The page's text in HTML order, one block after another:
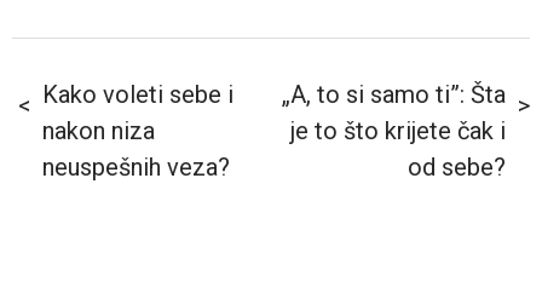
Kako voleti sebe i
nakon niza
neuspešnih veza?
„A, to si samo ti”: Šta
je to što krijete čak i
od sebe?